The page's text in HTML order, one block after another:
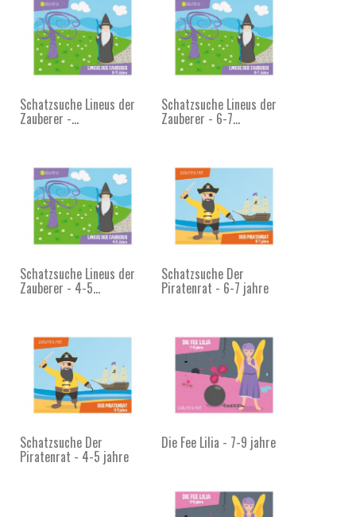
Schatzsuche Lineus der
Zauberer -...
Schatzsuche Lineus der
Zauberer - 6-7...
Schatzsuche Lineus der
Zauberer - 4-5...
Schatzsuche Der
Piratenrat - 6-7 jahre
Schatzsuche Der
Piratenrat - 4-5 jahre
Die Fee Lilia - 7-9 jahre